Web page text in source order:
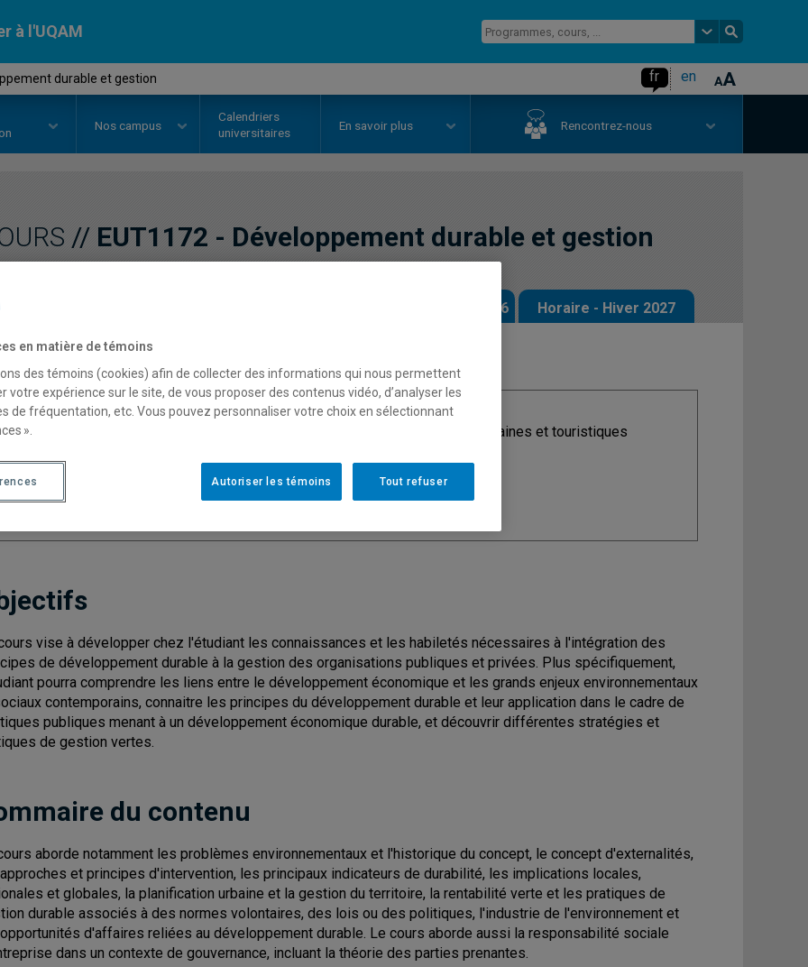
à l'UQAM
durable et gestion fr en
Nos campus
Calendriers
universitaires
En savoir plus Rencontrez-nous
// EUT1172 - Développement durable et gestion
Horaire - Automne 2026 Horaire - Hiver 2027
Cycle
Type de cours
Nombre de crédits
: Études urbaines et touristiques
vise à développer chez l'étudiant les connaissances et les habiletés nécessaires à l'intégration des
de développement durable à la gestion des organisations publiques et privées. Plus spécifiquement,
pourra comprendre les liens entre le développement économique et les grands enjeux environnementaux
contemporains, connaitre les principes du développement durable et leur application dans le cadre de
publiques menant à un développement économique durable, et découvrir différentes stratégies et
de gestion vertes.
du contenu
aborde notamment les problèmes environnementaux et l'historique du concept, le concept d'externalités,
et principes d'intervention, les principaux indicateurs de durabilité, les implications locales,
et globales, la planification urbaine et la gestion du territoire, la rentabilité verte et les pratiques de
durable associés à des normes volontaires, des lois ou des politiques, l'industrie de l'environnement et
d'affaires reliées au développement durable. Le cours aborde aussi la responsabilité sociale
dans un contexte de gouvernance, incluant la théorie des parties prenantes.
en matière de témoins
des témoins (cookies) afin de collecter des informations qui nous permettent
votre expérience sur le site, de vous proposer des contenus vidéo, d’analyser les
de fréquentation, etc. Vous pouvez personnaliser votre choix en sélectionnant
».
Tout refuser
Autoriser les témoins